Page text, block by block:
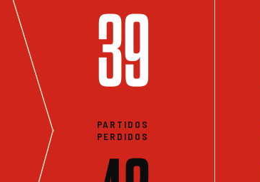
39
PARTIDOS
PERDIDOS